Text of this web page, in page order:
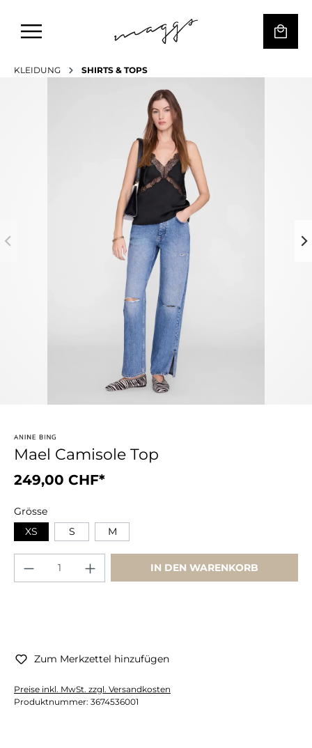
KLEIDUNG SHIRTS & TOPS
Mael Camisole Top
249,00 CHF*
Grösse
XS
S M
IN DEN WARENKORB
Zum Merkzettel hinzufügen
Preise inkl. MwSt. zzgl. Versandkosten
Produktnummer: 3674536001